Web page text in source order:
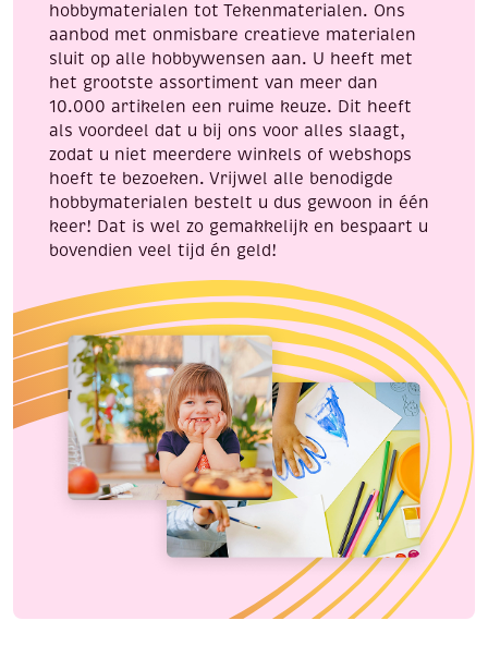
hobbymaterialen tot Tekenmaterialen. Ons
aanbod met onmisbare creatieve materialen
sluit op alle hobbywensen aan. U heeft met
het grootste assortiment van meer dan
10.000 artikelen een ruime keuze. Dit heeft
als voordeel dat u bij ons voor alles slaagt,
zodat u niet meerdere winkels of webshops
hoeft te bezoeken. Vrijwel alle benodigde
hobbymaterialen bestelt u dus gewoon in één
keer! Dat is wel zo gemakkelijk en bespaart u
bovendien veel tijd én geld!